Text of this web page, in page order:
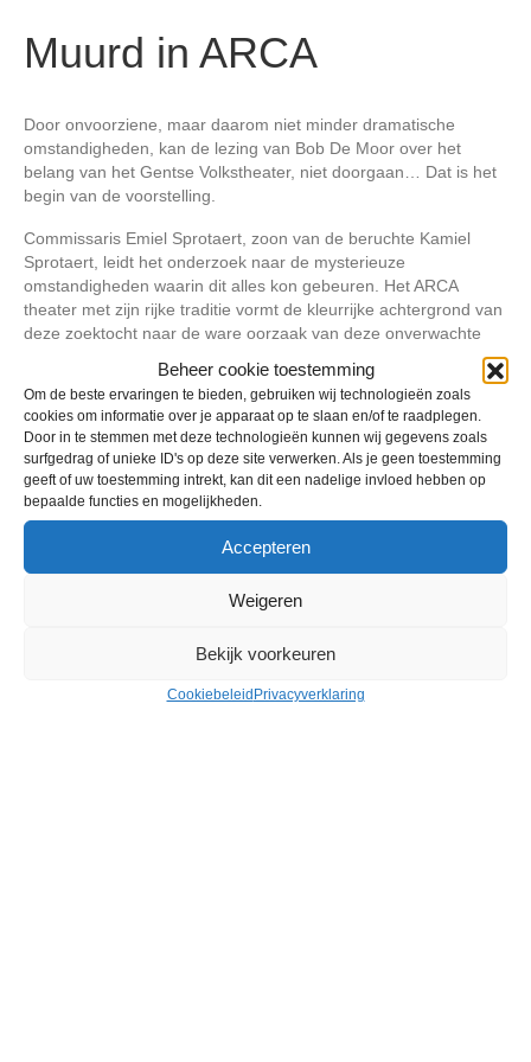
Beheer cookie toestemming
Om de beste ervaringen te bieden, gebruiken wij technologieën zoals
cookies om informatie over je apparaat op te slaan en/of te raadplegen.
Door in te stemmen met deze technologieën kunnen wij gegevens zoals
surfgedrag of unieke ID's op deze site verwerken. Als je geen toestemming
geeft of uw toestemming intrekt, kan dit een nadelige invloed hebben op
bepaalde functies en mogelijkheden.
Accepteren
Weigeren
Bekijk voorkeuren
Cookiebeleid Privacyverklaring
Muurd in ARCA
Door onvoorziene, maar daarom niet minder dramatische
omstandigheden, kan de lezing van Bob De Moor over het
belang van het Gentse Volkstheater, niet doorgaan… Dat is het
begin van de voorstelling.
Commissaris Emiel Sprotaert, zoon van de beruchte Kamiel
Sprotaert, leidt het onderzoek naar de mysterieuze
omstandigheden waarin dit alles kon gebeuren. Het ARCA
theater met zijn rijke traditie vormt de kleurrijke achtergrond van
deze zoektocht naar de ware oorzaak van deze onverwachte
Een klassieke whodunit waarin de lach het haalt van de
spanning.
Auteur: Frank Van Laecke
Regie: Frank Van Laecke
Spelers: Chris Van den Durpel – Heidi De Grauwe – Steve De
Schepper – Jan De Raedt en Bob De Moor